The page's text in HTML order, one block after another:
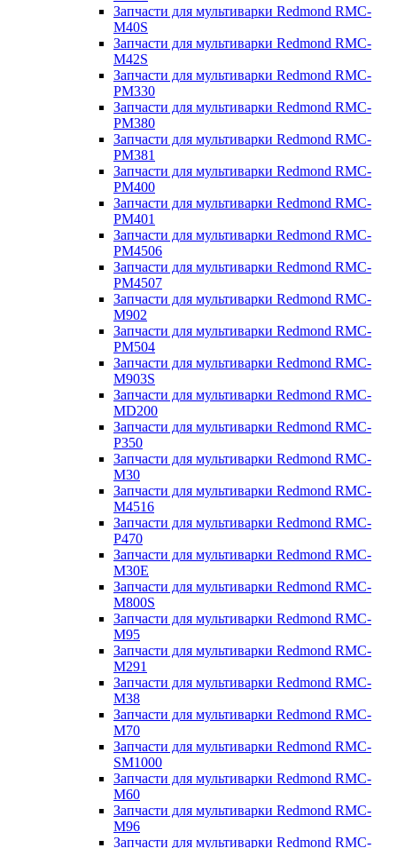
Запчасти для мультиварки Redmond RMC-
M40S
Запчасти для мультиварки Redmond RMC-
M42S
Запчасти для мультиварки Redmond RMC-
PM330
Запчасти для мультиварки Redmond RMC-
PM380
Запчасти для мультиварки Redmond RMC-
PM381
Запчасти для мультиварки Redmond RMC-
PM400
Запчасти для мультиварки Redmond RMC-
PM401
Запчасти для мультиварки Redmond RMC-
PM4506
Запчасти для мультиварки Redmond RMC-
PM4507
Запчасти для мультиварки Redmond RMC-
M902
Запчасти для мультиварки Redmond RMC-
PM504
Запчасти для мультиварки Redmond RMC-
M903S
Запчасти для мультиварки Redmond RMC-
MD200
Запчасти для мультиварки Redmond RMC-
P350
Запчасти для мультиварки Redmond RMC-
M30
Запчасти для мультиварки Redmond RMC-
M4516
Запчасти для мультиварки Redmond RMC-
P470
Запчасти для мультиварки Redmond RMC-
M30E
Запчасти для мультиварки Redmond RMC-
M800S
Запчасти для мультиварки Redmond RMC-
M95
Запчасти для мультиварки Redmond RMC-
M291
Запчасти для мультиварки Redmond RMC-
M38
Запчасти для мультиварки Redmond RMC-
M70
Запчасти для мультиварки Redmond RMC-
SM1000
Запчасти для мультиварки Redmond RMC-
M60
Запчасти для мультиварки Redmond RMC-
M96
Запчасти для мультиварки Redmond RMC-